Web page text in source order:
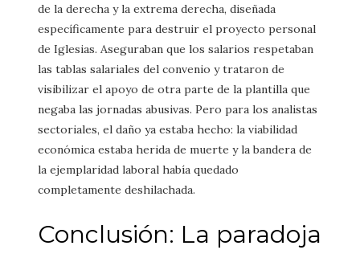
de la derecha y la extrema derecha, diseñada
específicamente para destruir el proyecto personal
de Iglesias. Aseguraban que los salarios respetaban
las tablas salariales del convenio y trataron de
visibilizar el apoyo de otra parte de la plantilla que
negaba las jornadas abusivas. Pero para los analistas
sectoriales, el daño ya estaba hecho: la viabilidad
económica estaba herida de muerte y la bandera de
la ejemplaridad laboral había quedado
completamente deshilachada.
Conclusión: La paradoja